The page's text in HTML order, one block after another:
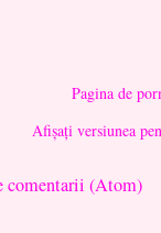
Pagina de
Afișați versiunea
comentarii (Atom)